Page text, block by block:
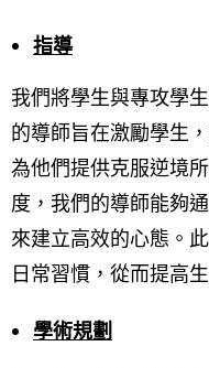
指導
我們將學生與專攻學
的導師旨在激勵學生
為他們提供克服逆境
度，我們的導師能夠
來建立高效的心態。
日常習慣，從而提高
學術規劃